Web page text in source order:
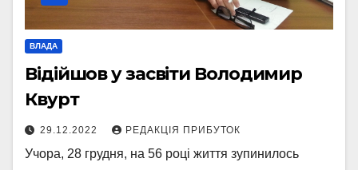
ВЛАДА
Відійшов у засвіти Володимир
Квурт
29.12.2022 РЕДАКЦІЯ ПРИБУТОК
Учора, 28 грудня, на 56 році життя зупинилось